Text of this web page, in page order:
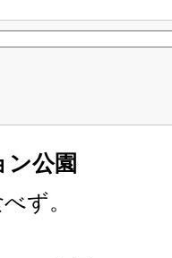
ン公園
ず。